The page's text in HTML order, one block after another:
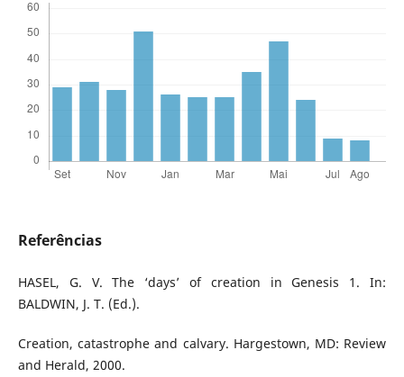
Referências
HASEL, G. V. The ‘days’ of creation in Genesis 1. In:
BALDWIN, J. T. (Ed.).
Creation, catastrophe and calvary. Hargestown, MD: Review
and Herald, 2000.